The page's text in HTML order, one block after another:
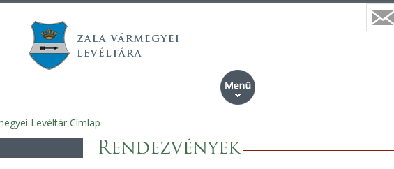
Levéltár Címlap
Rendezvények